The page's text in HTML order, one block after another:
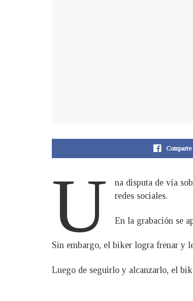
Comparte
U
na disputa de vía
redes sociales.
En la grabación se
Sin embargo, el biker logra frenar y
Luego de seguirlo y alcanzarlo, el